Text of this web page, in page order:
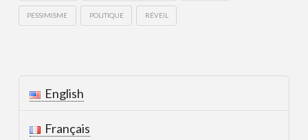
PESSIMISME POLITIQUE RÉVEIL
English
Français